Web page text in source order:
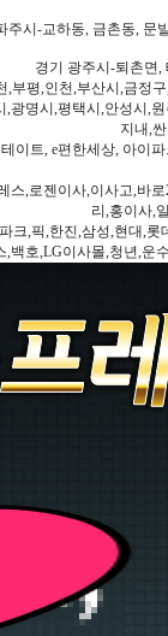
주시-교하동, 금촌동, 문
경기 광주시-퇴촌면,
부평,인천,부산시,금
명시,평택시,안성시,
지내,
이트, e편한세상, 아이
,로젠이사,이사고,바
리,홍이사,
,픽,한진,삼성,현대,
,백호,LG이사몰,청년,운